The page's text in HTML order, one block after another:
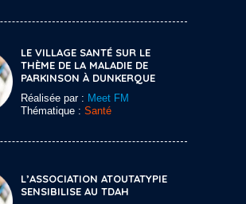
LE VILLAGE SANTÉ SUR LE
THÈME DE LA MALADIE DE
PARKINSON À DUNKERQUE
Réalisée par : Meet FM
Thématique : Santé
L’ASSOCIATION ATOUTATYPIE
SENSIBILISE AU TDAH